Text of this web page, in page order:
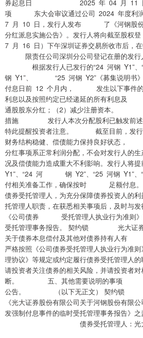
券起息日 2025 年 04 月 11
项 东大会审议通过公司 2024 年度利润
7 月 10 日，发行人发布 了《河钢股份
分红派息实施公告》。发行人将向截至
7 月 16 日）下午深圳证券交易所收市后，
限责任公司深圳分公司登记在册的发行人
根据发行人已发行的“24 河钢 Y1”、
钢 Y1”、 “25 河钢 Y2”《募集说明书》
付息日前 12 个月内， 发生以下事件的
利息以及按照约定已经递延的所有利息
通股股东分红；（2）减少注册资本。
措施 发行人本次分配股利已触发前述债
特此提醒投资者注意。 截至目前，发行人
财务结构稳健、偿债能力保持良好状态
分红事项系正常利润分配，不会对发行
况及偿债能力造成重大不利影响。发行人将
Y1”、“24 河 钢 Y2”、“25 河钢 Y1”、
付相关准备工作，确保按时 足额付
债券受托管理人，为充分保障债券投资人
托管理人职责，在获悉相关事项后，及时与
《公司债券 受托管理人执业行为准则》
受托管理事务报告。 契约锁 光大证券
关于债券本息偿付及其他对债券持有人
严格按照《公司债券受托管理人执业行
理协议》等规定或约定履行债券受托管
请投资者关注债券的相关风险，并请投资者
断。 五、其他需要说明的
公告。 （以下无正文） 契约锁 （
《光大证券股份有限公司关于河钢股份
发强制付息事件的临时受托管理事务报告》之
债券受托管理人：光大证券